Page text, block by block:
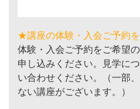
★講座の体験・入会ご予約
体験・入会ご予約をご希望
申し込みください。見学に
い合わせください。（一部
ない講座がございます。）